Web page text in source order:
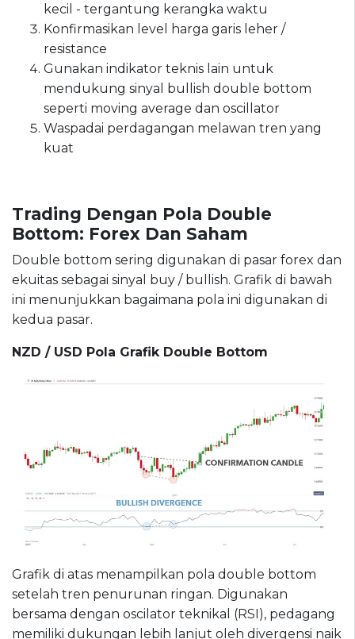
kecil - tergantung kerangka waktu
Konfirmasikan level harga garis leher /
resistance
Gunakan indikator teknis lain untuk
mendukung sinyal bullish double bottom
seperti moving average dan oscillator
Waspadai perdagangan melawan tren yang
kuat
Trading Dengan Pola Double
Bottom: Forex Dan Saham
Double bottom sering digunakan di pasar forex dan
ekuitas sebagai sinyal buy / bullish. Grafik di bawah
ini menunjukkan bagaimana pola ini digunakan di
kedua pasar.
NZD / USD Pola Grafik Double Bottom
Grafik di atas menampilkan pola double bottom
setelah tren penurunan ringan. Digunakan
bersama dengan oscilator teknikal (RSI), pedagang
memiliki dukungan lebih lanjut oleh divergensi naik